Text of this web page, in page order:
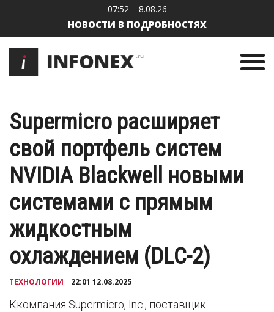
07:52 8.08.26
НОВОСТИ В ПОДРОБНОСТЯХ
Supermicro расширяет
свой портфель систем
NVIDIA Blackwell новыми
системами с прямым
жидкостным
охлаждением (DLC-2)
ТЕХНОЛОГИИ 22:01 12.08.2025
Ккомпания Supermicro, Inc., поставщик